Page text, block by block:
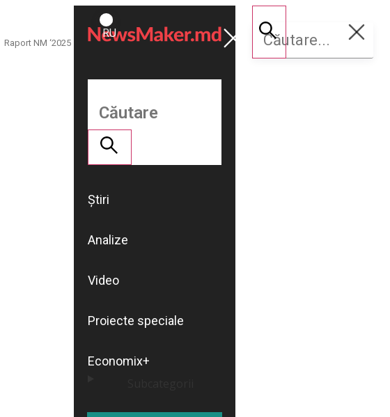
Raport NM ‘2025
ROMÂNĂ
RU
Susține
NM
Știri
Analize
Video
Proiecte speciale
Economix+